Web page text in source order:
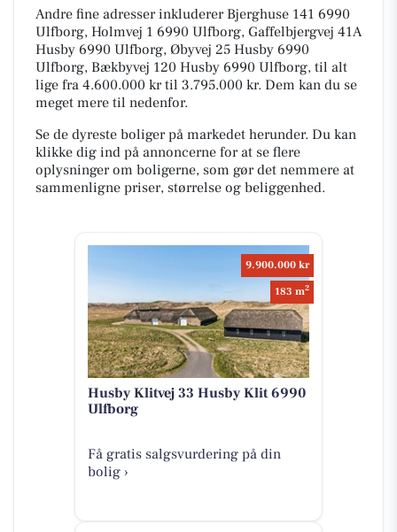
Andre fine adresser inkluderer Bjerghuse 141 6990
Ulfborg, Holmvej 1 6990 Ulfborg, Gaffelbjergvej 41A
Husby 6990 Ulfborg, Øbyvej 25 Husby 6990
Ulfborg, Bækbyvej 120 Husby 6990 Ulfborg, til alt
lige fra 4.600.000 kr til 3.795.000 kr. Dem kan du se
meget mere til nedenfor.
Se de dyreste boliger på markedet herunder. Du kan
klikke dig ind på annoncerne for at se flere
oplysninger om boligerne, som gør det nemmere at
sammenligne priser, størrelse og beliggenhed.
9.900.000 kr
183 m2
Husby Klitvej 33 Husby Klit 6990
Ulfborg
Få gratis salgsvurdering på din
bolig ›